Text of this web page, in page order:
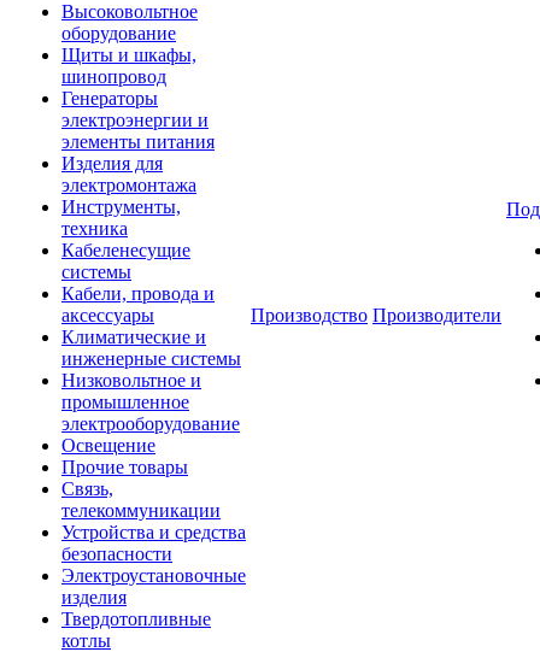
Высоковольтное
оборудование
Щиты и шкафы,
шинопровод
Генераторы
электроэнергии и
элементы питания
Изделия для
электромонтажа
Инструменты,
техника
Кабеленесущие
системы
Кабели, провода и
аксессуары
Климатические и
инженерные системы
Низковольтное и
промышленное
электрооборудование
Освещение
Прочие товары
Связь,
телекоммуникации
Устройства и средства
безопасности
Электроустановочные
изделия
Твердотопливные
котлы
Производство Производители